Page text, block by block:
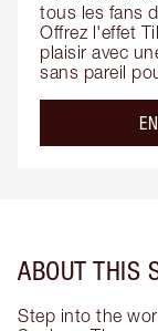
tous les fans
Offrez l'effet
plaisir avec
sans pareil
ABOUT THIS
Step into the